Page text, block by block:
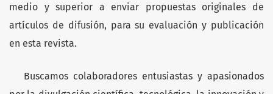
medio y superior a enviar propuestas originales de
artículos de difusión, para su evaluación y publicación
en esta revista.
Buscamos colaboradores entusiastas y apasionados